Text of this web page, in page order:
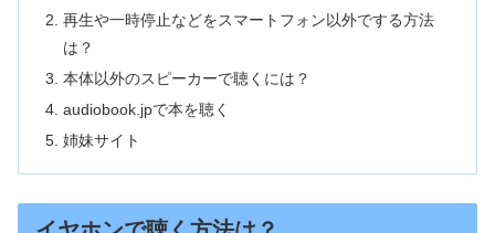
再生や一時停止などをスマートフォン以外でする方法
は？
本体以外のスピーカーで聴くには？
audiobook.jpで本を聴く
姉妹サイト